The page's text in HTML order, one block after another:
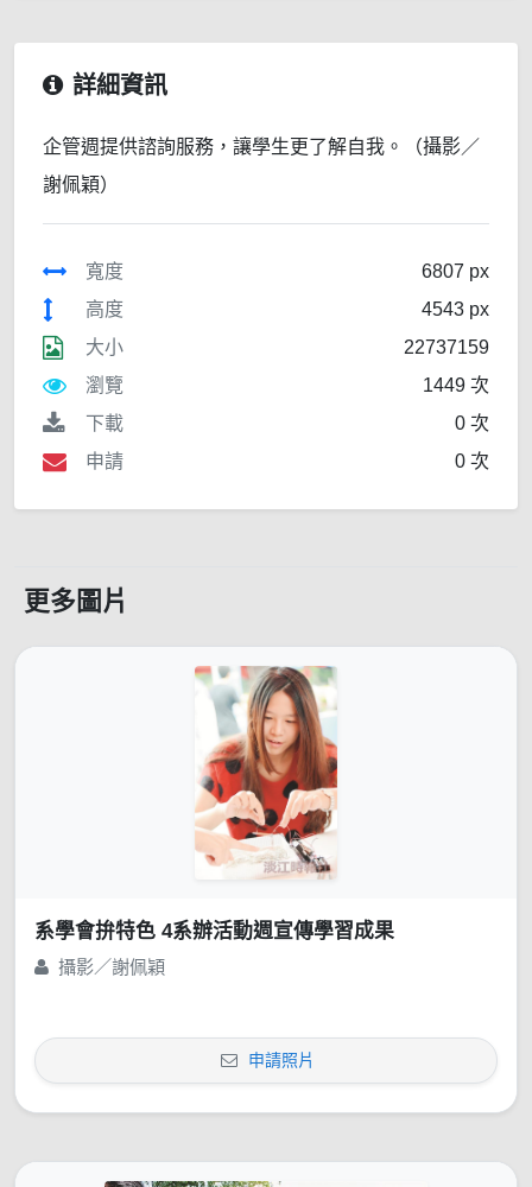
詳細資訊
企管週提供諮詢服務，讓學生更了解自我。（攝影／
謝佩穎）
寬度
6807 px
高度
4543 px
大小
22737159
瀏覽
1449 次
下載
0 次
申請
0 次
更多圖片
系學會拚特色 4系辦活動週宣傳學習成果
攝影／謝佩穎
申請照片